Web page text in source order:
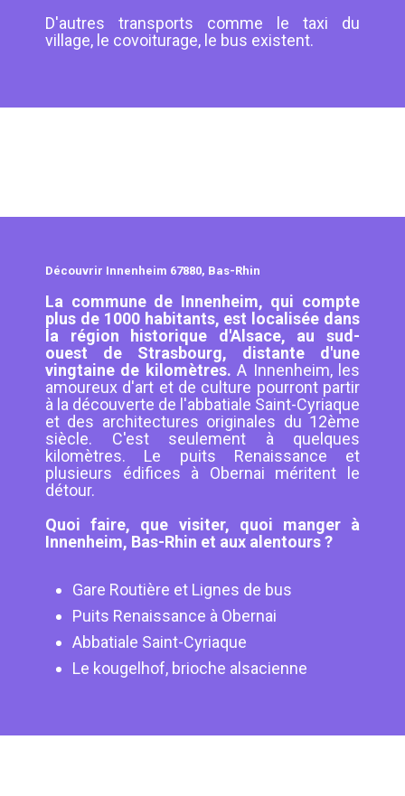
D'autres transports comme le taxi du
village, le covoiturage, le bus existent.
Découvrir Innenheim 67880, Bas-Rhin
La commune de Innenheim, qui compte
plus de 1000 habitants, est localisée dans
la région historique d'Alsace, au sud-
ouest de Strasbourg, distante d'une
vingtaine de kilomètres. A Innenheim, les
amoureux d'art et de culture pourront partir
à la découverte de l'abbatiale Saint-Cyriaque
et des architectures originales du 12ème
siècle. C'est seulement à quelques
kilomètres. Le puits Renaissance et
plusieurs édifices à Obernai méritent le
détour.
Quoi faire, que visiter, quoi manger à
Innenheim, Bas-Rhin et aux alentours ?
Gare Routière et Lignes de bus
Puits Renaissance à Obernai
Abbatiale Saint-Cyriaque
Le kougelhof, brioche alsacienne